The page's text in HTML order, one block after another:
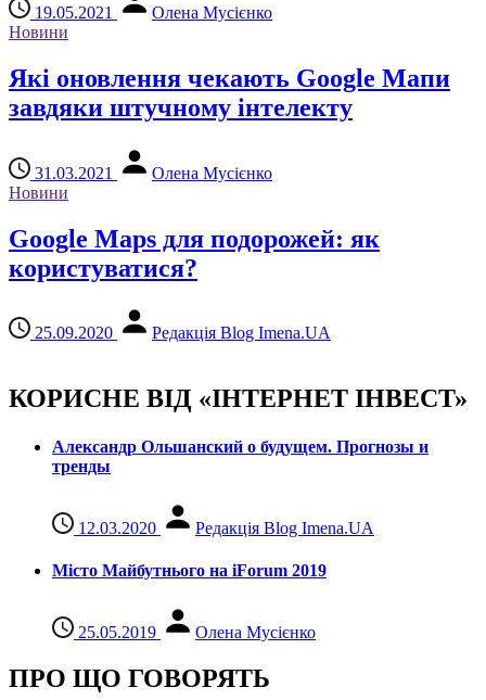
19.05.2021
Олена Мусієнко
Новини
Які оновлення чекають Google Мапи
завдяки штучному інтелекту
31.03.2021
Олена Мусієнко
Новини
Google Maps для подорожей: як
користуватися?
25.09.2020 Редакція Blog Imena.UA
КОРИСНЕ ВІД «ІНТЕРНЕТ ІНВЕСТ»
Александр Ольшанский о будущем. Прогнозы и
тренды
12.03.2020 Редакція Blog Imena.UA
Місто Майбутнього на iForum 2019
25.05.2019 Олена Мусієнко
ПРО ЩО ГОВОРЯТЬ